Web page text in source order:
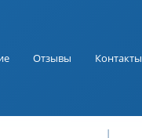
Отзывы Контакты